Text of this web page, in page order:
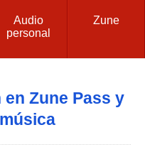
Audio
personal
Zune
Zune Pass y